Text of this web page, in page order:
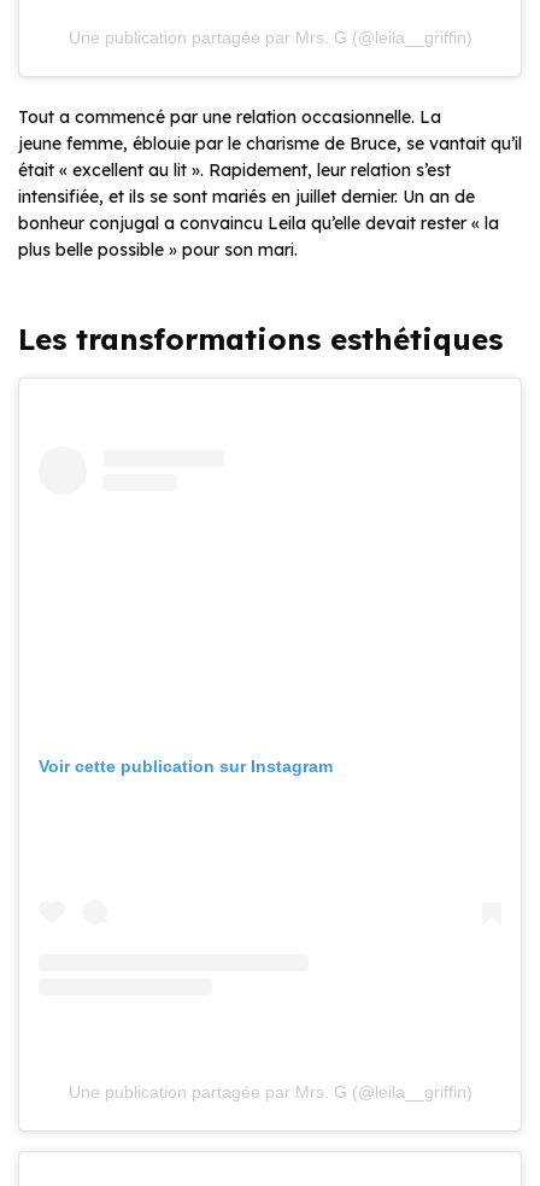
Une publication partagée par Mrs. G (@leila__griffin)
Tout a commencé par une relation occasionnelle. La
jeune femme, éblouie par le charisme de Bruce, se vantait qu’il
était « excellent au lit ». Rapidement, leur relation s’est
intensifiée, et ils se sont mariés en juillet dernier. Un an de
bonheur conjugal a convaincu Leila qu’elle devait rester « la
plus belle possible » pour son mari.
Les transformations esthétiques
Voir cette publication sur Instagram
Une publication partagée par Mrs. G (@leila__griffin)